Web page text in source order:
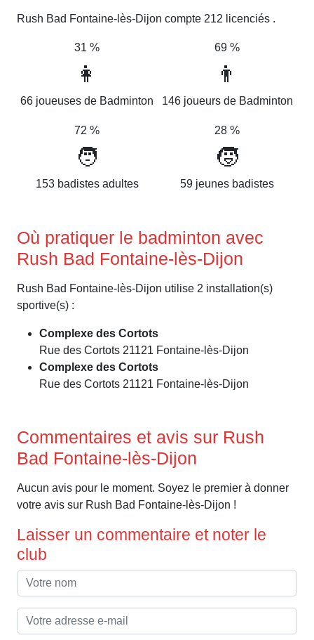
Rush Bad Fontaine-lès-Dijon compte 212 licenciés .
31 % 69 %
👩 👨
66 joueuses de Badminton 146 joueurs de Badminton
72 % 28 %
🧑 🧒
153 badistes adultes 59 jeunes badistes
Où pratiquer le badminton avec
Rush Bad Fontaine-lès-Dijon
Rush Bad Fontaine-lès-Dijon utilise 2 installation(s)
sportive(s) :
Complexe des Cortots
Rue des Cortots 21121 Fontaine-lès-Dijon
Complexe des Cortots
Rue des Cortots 21121 Fontaine-lès-Dijon
Commentaires et avis sur Rush
Bad Fontaine-lès-Dijon
Aucun avis pour le moment. Soyez le premier à donner
votre avis sur Rush Bad Fontaine-lès-Dijon !
Laisser un commentaire et noter le
club